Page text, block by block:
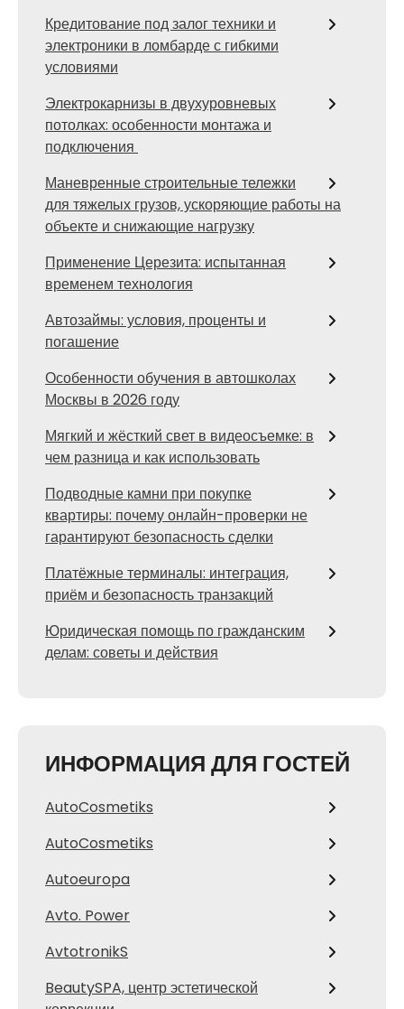
Кредитование под залог техники и
электроники в ломбарде с гибкими
условиями
Электрокарнизы в двухуровневых
потолках: особенности монтажа и
подключения
Маневренные строительные тележки
для тяжелых грузов, ускоряющие работы на
объекте и снижающие нагрузку
Применение Церезита: испытанная
временем технология
Автозаймы: условия, проценты и
погашение
Особенности обучения в автошколах
Москвы в 2026 году
Мягкий и жёсткий свет в видеосъемке: в
чем разница и как использовать
Подводные камни при покупке
квартиры: почему онлайн-проверки не
гарантируют безопасность сделки
Платёжные терминалы: интеграция,
приём и безопасность транзакций
Юридическая помощь по гражданским
делам: советы и действия
ИНФОРМАЦИЯ ДЛЯ ГОСТЕЙ
AutoCosmetiks
AutoCosmetiks
Autoeuropa
Avto. Power
AvtotronikS
BeautySPA, центр эстетической